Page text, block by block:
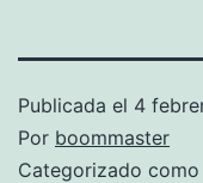
Publicada el 4
Por boommaster
Categorizado como